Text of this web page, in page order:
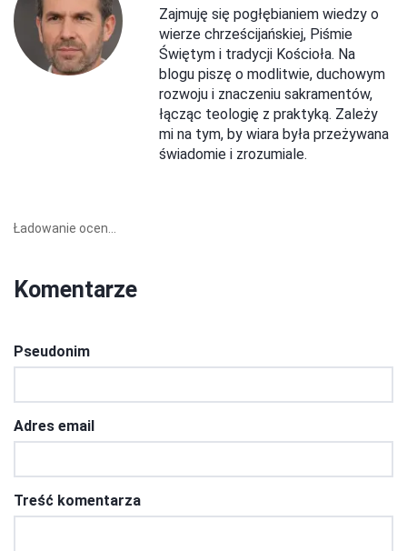
Zajmuję się pogłębianiem wiedzy o
wierze chrześcijańskiej, Piśmie
Świętym i tradycji Kościoła. Na
blogu piszę o modlitwie, duchowym
rozwoju i znaczeniu sakramentów,
łącząc teologię z praktyką. Zależy
mi na tym, by wiara była przeżywana
świadomie i zrozumiale.
Ładowanie ocen...
Komentarze
Pseudonim
Adres email
Treść komentarza